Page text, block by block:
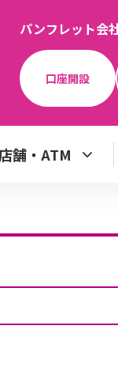
パンフレット会
口座開設
店舗・ATM